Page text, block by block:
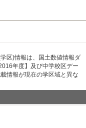
区)情報は、国土数値情報ダ
年度】及び中学校区デー
情報が現在の学区域と異な